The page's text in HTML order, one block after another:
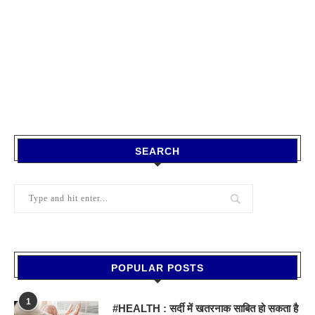
SEARCH
POPULAR POSTS
1
#HEALTH : सर्दी में खतरनाक साबित हो सकता है